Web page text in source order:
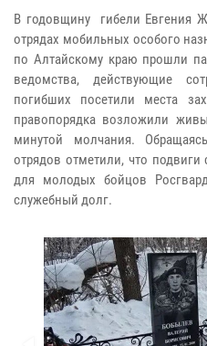
В годовщину гибели Евгения
отрядах мобильных особого
по Алтайскому краю прошли
ведомства, действующие
погибших посетили места
правопорядка возложили
минутой молчания.
отрядов отметили, что
для молодых бойцов
служебный долг.